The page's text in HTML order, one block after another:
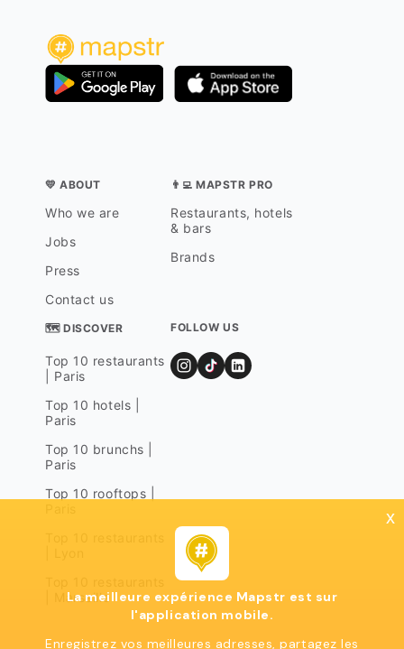
💛 ABOUT
Who we are
Jobs
Press
Contact us
👨‍💻 MAPSTR PRO
Restaurants, hotels
& bars
Brands
🗺 DISCOVER
Top 10 restaurants
| Paris
Top 10 hotels |
Paris
Top 10 brunchs |
Paris
Top 10 rooftops |
| Marseille
FOLLOW US
x
La meilleure expérience Mapstr est sur
l'application mobile.
Enregistrez vos meilleures adresses, partagez les